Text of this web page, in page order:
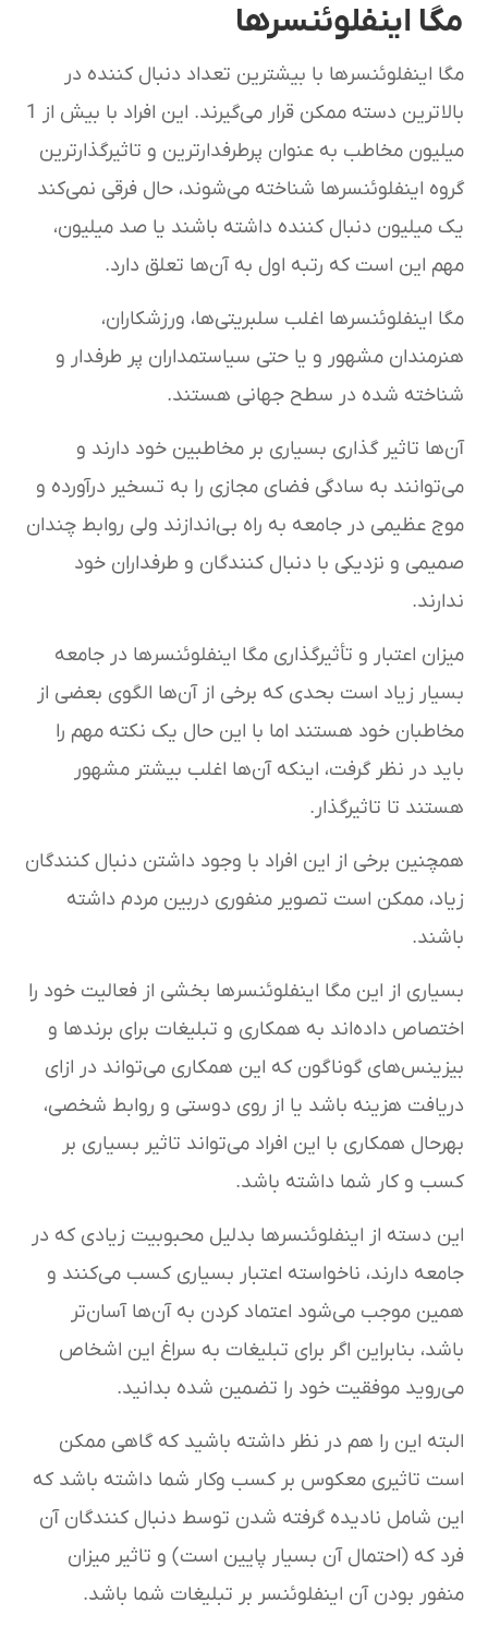
مگا اینفلوئنسرها
مگا اینفلوئنسرها با بیشترین تعداد دنبال کننده در
بالاترین دسته ممکن قرار می‌گیرند. این افراد با بیش از 1
میلیون مخاطب به عنوان پرطرفدارترین و تاثیرگذارترین
گروه اینفلوئنسرها شناخته می‌شوند، حال فرقی نمی‌کند
یک میلیون دنبال کننده داشته باشند یا صد میلیون،
مهم این است که رتبه اول به آن‌ها تعلق دارد.
مگا اینفلوئنسرها اغلب سلبریتی‌ها، ورزشکاران،
هنرمندان مشهور و یا حتی سیاستمداران پر طرفدار و
شناخته شده در سطح جهانی هستند.
آن‌ها تاثیر گذاری بسیاری بر مخاطبین خود دارند و
می‌توانند به سادگی فضای مجازی را به تسخیر درآورده و
موج عظیمی در جامعه به راه بی‌اندازند ولی روابط چندان
صمیمی و نزدیکی با دنبال کنندگان و طرفداران خود
ندارند.
میزان اعتبار و تأثیرگذاری مگا اینفلوئنسرها در جامعه
بسیار زیاد است بحدی که برخی از آن‌ها الگوی بعضی از
مخاطبان خود هستند اما با این حال یک نکته مهم را
باید در نظر گرفت، اینکه آن‌ها اغلب بیشتر مشهور
هستند تا تاثیرگذار.
همچنین برخی از این افراد با وجود داشتن دنبال کنندگان
زیاد، ممکن است تصویر منفوری دربین مردم داشته
باشند.
بسیاری از این مگا اینفلوئنسرها بخشی از فعالیت خود را
اختصاص داده‌اند به همکاری و تبلیغات برای برندها و
بیزینس‌های گوناگون که این همکاری می‌تواند در ازای
دریافت هزینه باشد یا از روی دوستی و روابط شخصی،
بهرحال همکاری با این افراد می‌تواند تاثیر بسیاری بر
کسب و کار شما داشته باشد.
این دسته از اینفلوئنسرها بدلیل محبوبیت زیادی که در
جامعه دارند، ناخواسته اعتبار بسیاری کسب می‌کنند و
همین موجب می‌شود اعتماد کردن به آن‌ها آسان‌تر
باشد، بنابراین اگر برای تبلیغات به سراغ این اشخاص
می‌روید موفقیت خود را تضمین شده بدانید.
البته این را هم در نظر داشته باشید که گاهی ممکن
است تاثیری معکوس بر کسب وکار شما داشته باشد که
این شامل نادیده گرفته شدن توسط دنبال کنندگان آن
فرد که (احتمال آن بسیار پایین است) و تاثیر میزان
منفور بودن آن اینفلوئنسر بر تبلیغات شما باشد.